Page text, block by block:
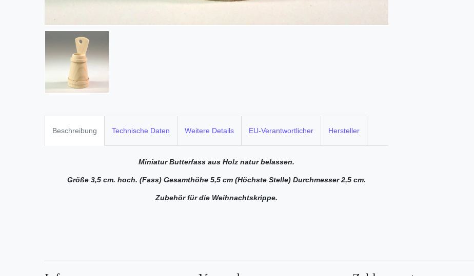
Beschreibung Technische Daten Weitere Details EU-Verantwortlicher Hersteller
MiniaturButterfass aus Holz natur belassen.
Größe 3,5 cm. hoch. (Fass) Gesamthöhe 5,5 cm (Höchste Stelle) Durchmesser 2,5 cm.
Zubehör für die Weihnachtskrippe.